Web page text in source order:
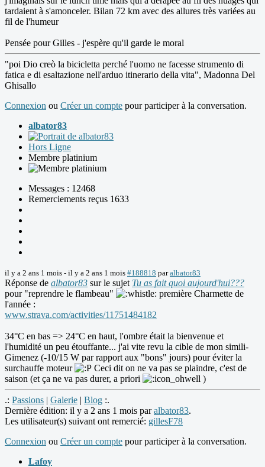
tardaient à s'amonceler. Bilan 72 km avec des allures très variées au
fil de l'humeur
Pensée pour Gilles - j'espère qu'il garde le moral
"poi Dio creò la bicicletta perché l'uomo ne facesse strumento di
fatica e di esaltazione nell'arduo itinerario della vita", Madonna Del
Ghisallo
Connexion ou Créer un compte pour participer à la conversation.
albator83
Hors Ligne
Membre platinium
Messages : 12468
Remerciements reçus 1633
il y a 2 ans 1 mois - il y a 2 ans 1 mois #188818 paralbator83
Réponse de albator83 sur le sujet Tu as fait quoi aujourd'hui???
pour "reprendre le flambeau"
première Charmette de
l'année :
www.strava.com/activities/11751484182
34°C en bas => 24°C en haut, l'ombre était la bienvenue et
l'humidité un peu étouffante... j'ai vite revu la cible de mon simili-
Gimenez (-10/15 W par rapport aux "bons" jours) pour éviter la
surchauffe moteur
Ceci dit on ne va pas se plaindre, c'est de
saison (et ça ne va pas durer, a priori
)
.: Passions | Galerie | Blog :.
Dernière édition: il y a 2 ans 1 mois paralbator83.
Les utilisateur(s) suivant ont remercié: gillesF78
Connexion ou Créer un compte pour participer à la conversation.
Lafoy